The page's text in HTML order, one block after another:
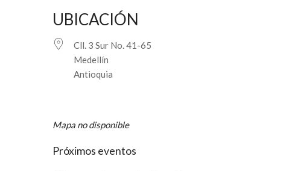
UBICACIÓN
Cll. 3 Sur No. 41-65
Medellín
Antioquia
Mapa no disponible
Próximos eventos